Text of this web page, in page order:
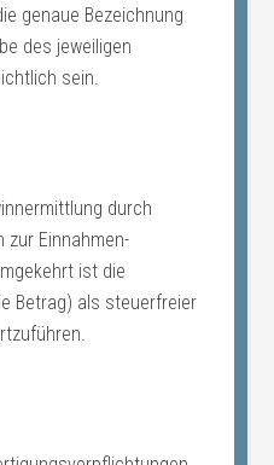
genaue Bezeichnung
des jeweiligen
sein.
durch
zur Einnahmen-
ist die
Betrag) als steuerfreier